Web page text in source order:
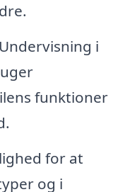
Undervisning i
funktioner
for at
og i